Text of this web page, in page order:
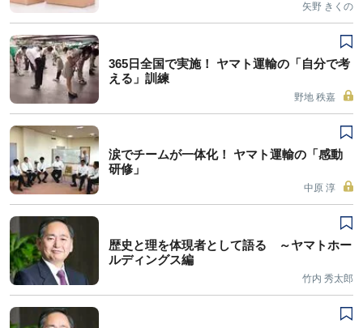
矢野 きくの
365日全国で実施！ ヤマト運輸の「自分で考
える」訓練
野地 秩嘉
涙でチームが一体化！ ヤマト運輸の「感動
研修」
中原 淳
歴史と理を体現者として語る ～ヤマトホー
ルディングス編
竹内 秀太郎